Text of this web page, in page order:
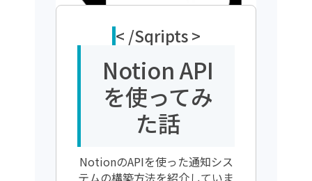
< /Sqripts >
Notion API
を使ってみ
た話
NotionのAPIを使った通知シス
テムの構築方法を紹介していま